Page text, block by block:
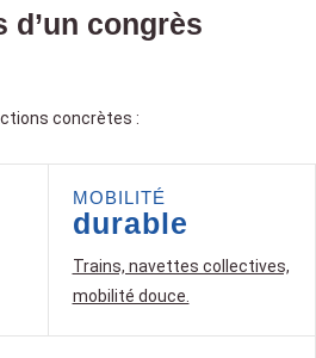
d’un congrès
concrètes :
MOBILITÉ
durable
Trains, navettes collectives,
mobilité douce.